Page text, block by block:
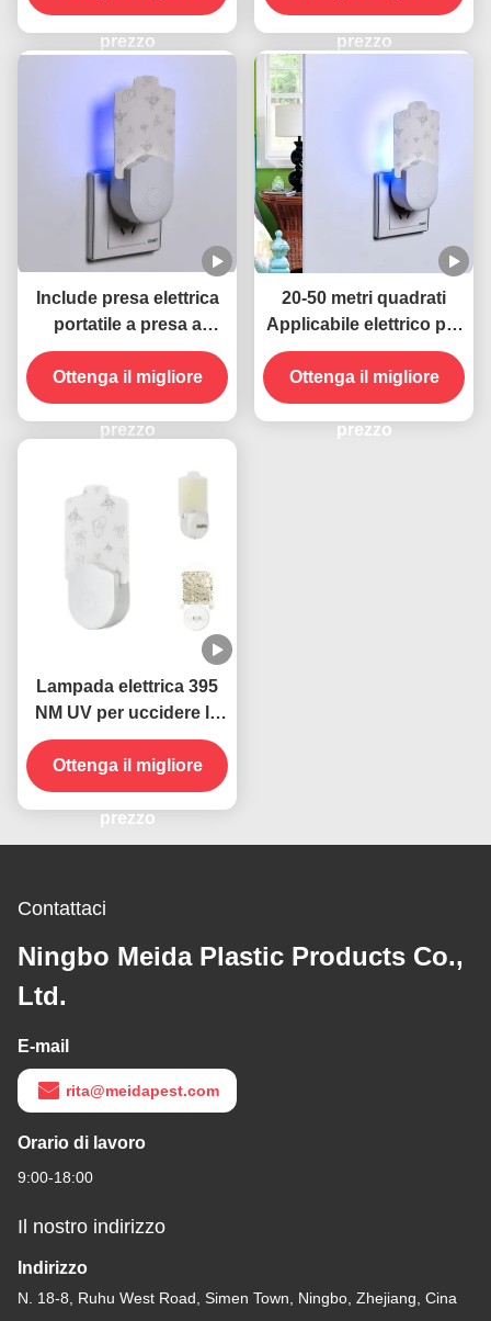
prezzo
trappola volante
prezzo
Include presa elettrica
portatile a presa a
parete 395 NM UV
Lampada anti zanzara
Controllo sostenibile ed
efficace degli insetti
Ottenga il migliore
prezzo
20-50 metri quadrati
Applicabile elettrico per
parete con presa di
corrente UV Lampada
anti zanzara Stato
solido Altamente
Ottenga il migliore
prezzo
Lampada elettrica 395
NM UV per uccidere le
zanzare per uccidere gli
insetti volanti
Ottenga il migliore
prezzo
Contattaci
Ningbo Meida Plastic Products Co.,
Ltd.
E-mail
rita@meidapest.com
Orario di lavoro
9:00-18:00
Il nostro indirizzo
Indirizzo
N. 18-8, Ruhu West Road, Simen Town, Ningbo, Zhejiang, Cina